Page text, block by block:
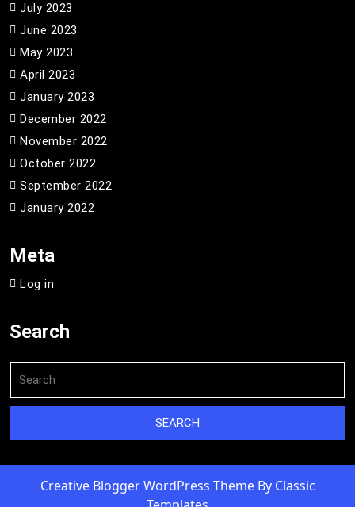
July 2023
June 2023
May 2023
April 2023
January 2023
December 2022
November 2022
October 2022
September 2022
January 2022
Meta
Log in
Search
Creative Blogger WordPress Theme By Classic